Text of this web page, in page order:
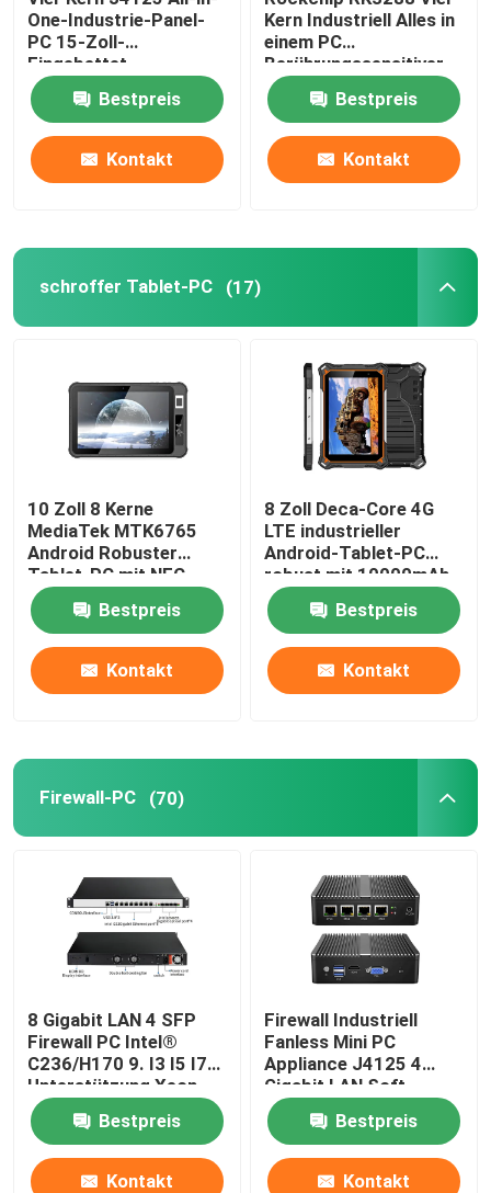
Nano-Hauptplatine
Firewall-Hauptplatine
Mining-PC-Hauptplatine
One-Industrie-Panel-
PC 15-Zoll-
Eingebettet-
Berührungssensitiver
Bildschirm-PC
Bestpreis
Kontakt
Kern Industriell Alles in
einem PC
Berührungssensitiver
Bildschirm Eingebettet
2 COM 15 Zoll
Bestpreis
Kontakt
schroffer Tablet-PC (17)
10 Zoll 8 Kerne
MediaTek MTK6765
Android Robuster
Tablet-PC mit NFC
Fingerabdruckscanner
Bestpreis
Kontakt
8 Zoll Deca-Core 4G
LTE industrieller
Android-Tablet-PC
robust mit 10000mAh
IP68 wasserdichtem
Tablet PCBestpreis
Kontakt
Firewall-PC (70)
8 Gigabit LAN 4 SFP
Firewall PC Intel®
C236/H170 9. I3 I5 I7
Unterstützung Xeon
X3-1225 V5 PFsense
Mikrotik Bestpreis
Kontakt
Firewall Industriell
Fanless Mini PC
Appliance J4125 4
Gigabit LAN Soft
Router Support
PFsenseBestpreis
Kontakt